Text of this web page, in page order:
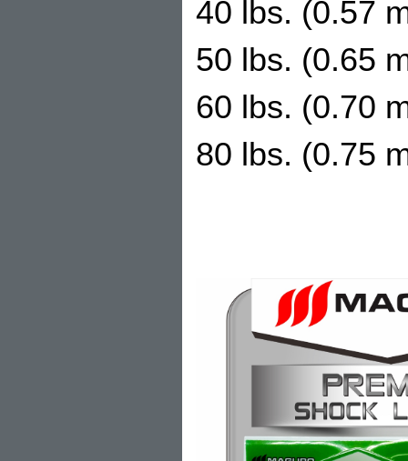
40 lbs. (0.57
50 lbs. (0.65
60 lbs. (0.70
80 lbs. (0.75